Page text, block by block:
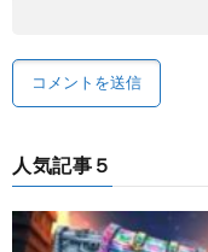
人気記事５